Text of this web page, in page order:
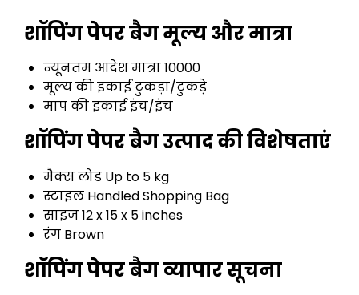
शॉपिंग पेपर बैग मूल्य और मात्रा
न्यूनतम आदेश मात्रा10000
मूल्य की इकाईटुकड़ा/टुकड़े
माप की इकाईइंच/इंच
शॉपिंग पेपर बैग उत्पाद की विशेषताएं
मैक्स लोड Up to 5 kg
स्टाइल Handled Shopping Bag
साइज12 x 15 x 5 inches
रंग Brown
शॉपिंग पेपर बैग व्यापार सूचना